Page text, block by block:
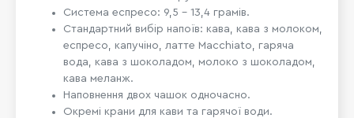
Система еспресо: 9,5 - 13,4 грамів.
Стандартний вибір напоїв: кава, кава з молоком,
еспресо, капучіно, латте Macchiato, гаряча
вода, кава з шоколадом, молоко з шоколадом,
кава меланж.
Наповнення двох чашок одночасно.
Окремі крани для кави та гарячої води.